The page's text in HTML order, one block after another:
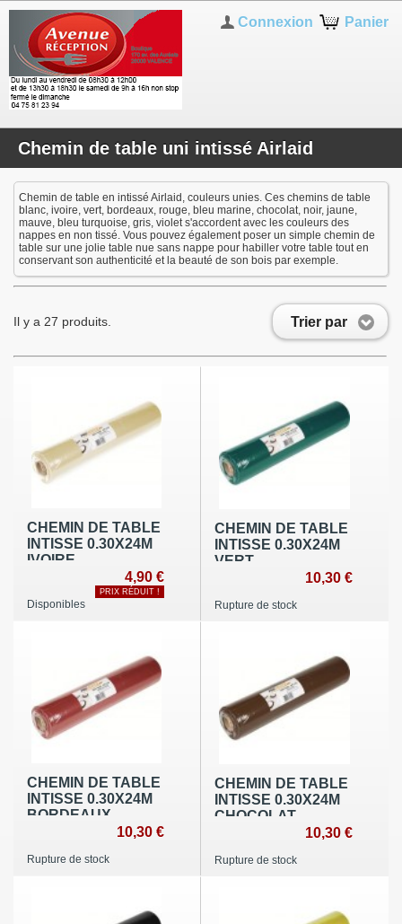
Panier
Connexion
Chemin de table uni intissé Airlaid
Chemin de table en intissé Airlaid, couleurs unies. Ces chemins de table
blanc, ivoire, vert, bordeaux, rouge, bleu marine, chocolat, noir, jaune,
mauve, bleu turquoise, gris, violet s'accordent avec les couleurs des
nappes en non tissé. Vous pouvez également poser un simple chemin de
table sur une jolie table nue sans nappe pour habiller votre table tout en
conservant son authenticité et la beauté de son bois par exemple.
Trier par
Il y a 27 produits.
CHEMIN DE TABLE
INTISSE 0.30X24M
IVOIRE
4,90 €
PRIX RÉDUIT !
Disponibles
CHEMIN DE TABLE
INTISSE 0.30X24M
VERT
CONFERENCE10,30 €
Rupture de stock
CHEMIN DE TABLE
INTISSE 0.30X24M
BORDEAUX
10,30 €
Rupture de stock
CHEMIN DE TABLE
INTISSE 0.30X24M
CHOCOLAT
10,30 €
Rupture de stock